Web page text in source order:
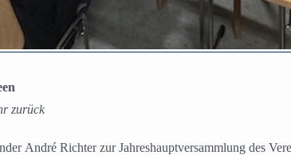
zurück
André Richter zur Jahreshauptversammlung des